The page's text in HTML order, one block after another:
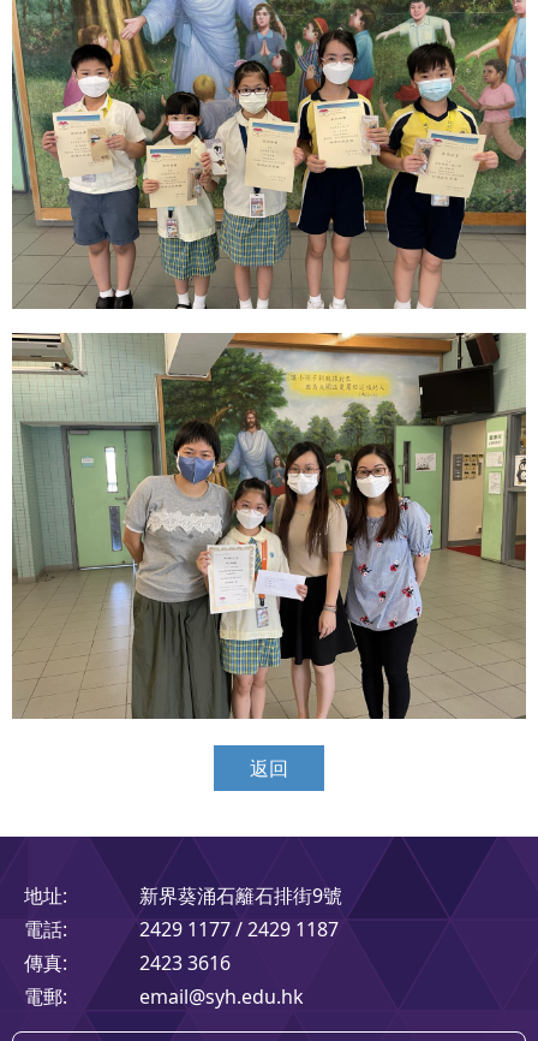
返回
地址:
新界葵涌石籬石排街9號
電話:
2429 1177 / 2429 1187
傳真:
2423 3616
電郵:
email@syh.edu.hk